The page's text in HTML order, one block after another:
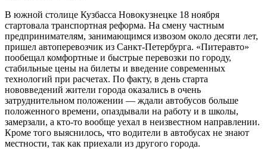
В южной столице Кузбасса Новокузнецке 18 ноября
стартовала транспортная реформа. На смену частным
предпринимателям, занимающимся извозом около десяти лет,
пришел автоперевозчик из Санкт-Петербурга. «Питеравто»
пообещал комфортные и быстрые перевозки по городу,
стабильные цены на билеты и введение современных
технологий при расчетах. По факту, в день старта
нововведений жители города оказались в очень
затруднительном положении — ждали автобусов больше
положенного времени, опаздывали на работу и в школы,
замерзали, а кто-то вообще уехал в неизвестном направлении.
Кроме того выяснилось, что водители в автобусах не знают
местности, так как приехали из другого города.